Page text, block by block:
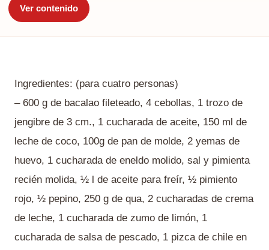
Ver contenido
Ingredientes: (para cuatro personas)
– 600 g de bacalao fileteado, 4 cebollas, 1 trozo de
jengibre de 3 cm., 1 cucharada de aceite, 150 ml de
leche de coco, 100g de pan de molde, 2 yemas de
huevo, 1 cucharada de eneldo molido, sal y pimienta
recién molida, ½ l de aceite para freír, ½ pimiento
rojo, ½ pepino, 250 g de qua, 2 cucharadas de crema
de leche, 1 cucharada de zumo de limón, 1
cucharada de salsa de pescado, 1 pizca de chile en